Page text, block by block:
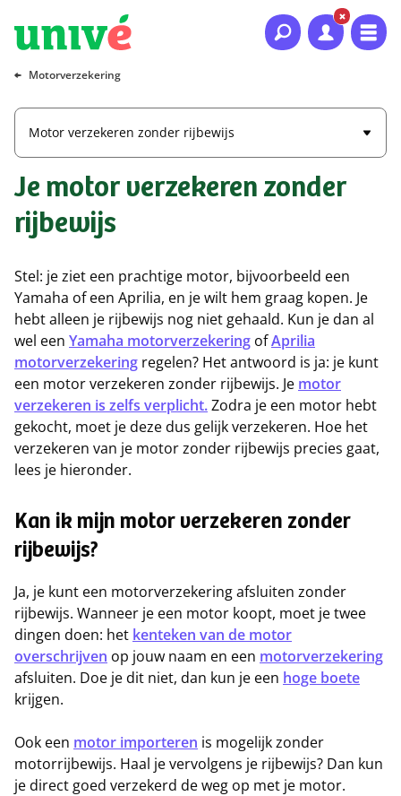
Naar hoofdinhoud
Naar hoofdnavigatie
Naar footer
Motorverzekering
Motor verzekeren zonder rijbewijs
Je motor verzekeren zonder
rijbewijs
Stel: je ziet een prachtige motor, bijvoorbeeld een
Yamaha of een Aprilia, en je wilt hem graag kopen. Je
hebt alleen je rijbewijs nog niet gehaald. Kun je dan al
wel een Yamaha motorverzekering ofAprilia
motorverzekering regelen? Het antwoord is ja: je kunt
een motor verzekeren zonder rijbewijs. Je motor
verzekeren is zelfs verplicht.Zodra je een motor hebt
gekocht, moet je deze dus gelijk verzekeren. Hoe het
verzekeren van je motor zonder rijbewijs precies gaat,
lees je hieronder.
Kan ik mijn motor verzekeren zonder
rijbewijs?
Ja, je kunt een motorverzekering afsluiten zonder
rijbewijs. Wanneer je een motor koopt, moet je twee
dingen doen: het kenteken van de motor
overschrijven op jouw naam en een motorverzekering
afsluiten. Doe je dit niet, dan kun je een hoge boete
krijgen.
Ook een motor importeren is mogelijk zonder
motorrijbewijs. Haal je vervolgens je rijbewijs? Dan kun
je direct goed verzekerd de weg op met je motor.